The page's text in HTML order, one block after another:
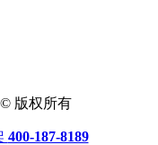
版权所有
400-187-8189